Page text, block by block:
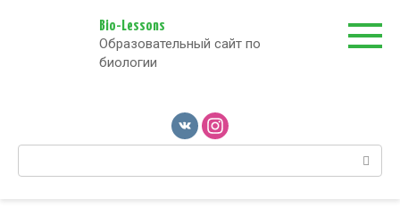
Bio-Lessons
Образовательный сайт по
биологии
Поиск: